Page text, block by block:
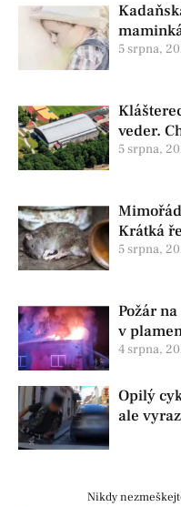
už před
5 srpna,
veder.
pomůže
5 srpna,
Krátká
5 srpna,
Požár
v
4 srpna,
Opilý
ale
Nikdy